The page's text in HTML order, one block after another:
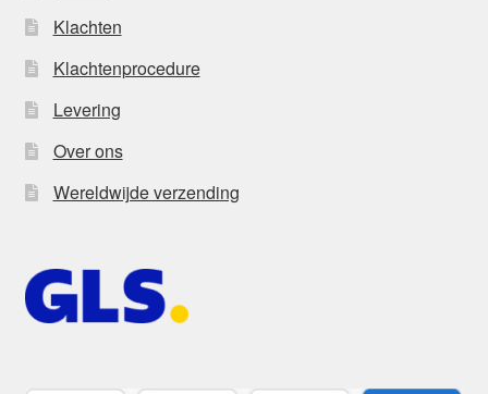
Klachten
Klachtenprocedure
Levering
Over ons
Wereldwijde verzending